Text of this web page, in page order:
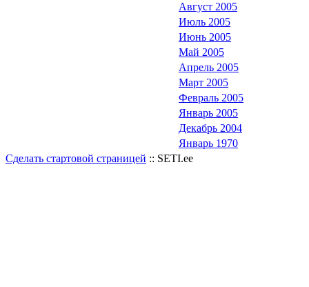
Август 2005
Июль 2005
Июнь 2005
Май 2005
Апрель 2005
Март 2005
Февраль 2005
Январь 2005
Декабрь 2004
Январь 1970
Сделать стартовой страницей :: SETI.ee